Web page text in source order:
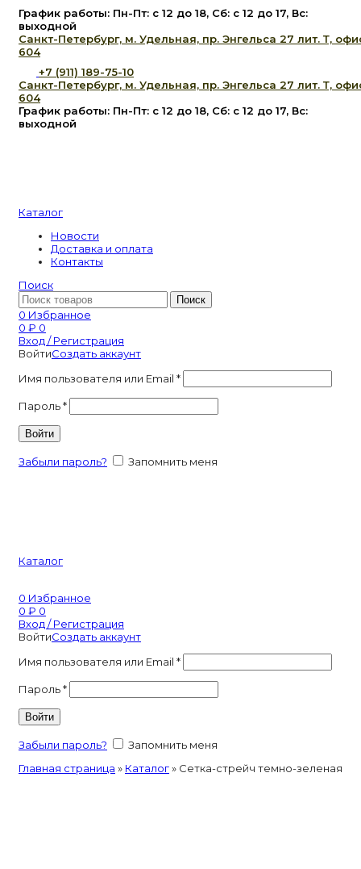
График работы: Пн-Пт: с 12 до 18, Сб: с 12 до 17, Вс:
выходной
Санкт-Петербург, м. Удельная, пр. Энгельса 27 лит. Т,
604
+7 (911) 189-75-10
Санкт-Петербург, м. Удельная, пр. Энгельса 27 лит. Т,
604
График работы: Пн-Пт: с 12 до 18, Сб: с 12 до 17, Вс:
выходной
Каталог
Новости
Доставка и оплата
Контакты
Поиск
Поиск
0 Избранное
0 ₽ 0
Вход / Регистрация
ВойтиСоздать аккаунт
Имя пользователя или Email *
Пароль*
Войти
Забыли пароль? Запомнить меня
Каталог
0 Избранное
0 ₽ 0
Вход / Регистрация
ВойтиСоздать аккаунт
Имя пользователя или Email *
Пароль*
Войти
Забыли пароль?
Запомнить меня
Главная страница » Каталог» Сетка-стрейч темно-зеленая